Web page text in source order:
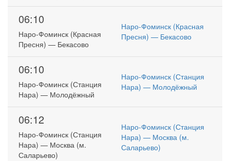
06:10
Наро-Фоминск (Красная
Пресня) — Бекасово
Наро-Фоминск (Красная
Пресня) — Бекасово
06:10
Наро-Фоминск (Станция
Нара) — Молодёжный
Наро-Фоминск (Станция
Нара) — Молодёжный
06:12
Наро-Фоминск (Станция
Нара) — Москва (м.
Саларьево)
Наро-Фоминск (Станция
Нара) — Москва (м.
Саларьево)